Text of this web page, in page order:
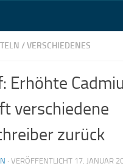
/VERSCHIEDENES
Erhöhte
verschiedene
zurück
· VERÖFFENTLICHT 17. JANUAR